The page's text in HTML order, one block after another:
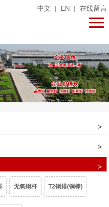
中文 | EN | 在线留言
无氧铜杆 T2铜排(铜棒)